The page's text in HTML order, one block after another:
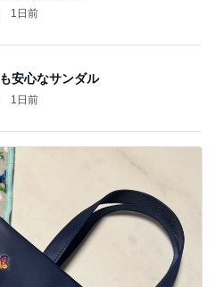
1日前
安心なサンダル
1日前